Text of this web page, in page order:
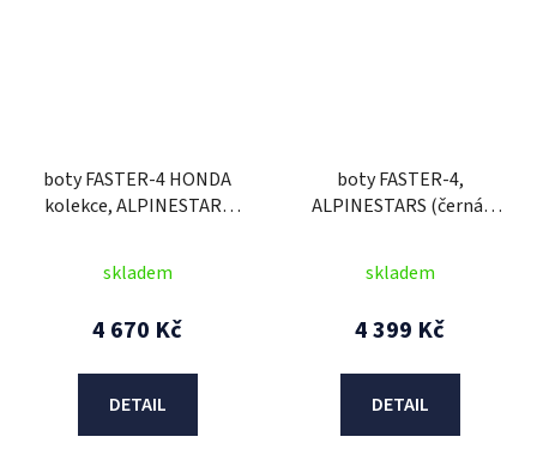
boty FASTER-4 HONDA
kolekce, ALPINESTARS
skladem
4 670 Kč
DETAIL
boty FASTER-4,
ALPINESTARS (černá)
skladem
4 399 Kč
DETAIL